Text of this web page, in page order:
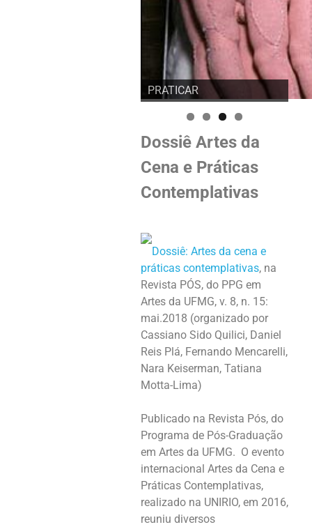
PRATICAR
Dossiê Artes da
Cena e Práticas
Contemplativas
Dossiê: Artes da cena e
práticas contemplativas, na
Revista PÓS, do PPG em
Artes da UFMG, v. 8, n. 15:
mai.2018 (organizado por
Cassiano Sido Quilici, Daniel
Reis Plá, Fernando Mencarelli,
Nara Keiserman, Tatiana
Motta-Lima)
Publicado na Revista Pós, do
Programa de Pós-Graduação
em Artes da UFMG. O evento
internacional Artes da Cena e
Práticas Contemplativas,
realizado na UNIRIO, em 2016,
reuniu diversos